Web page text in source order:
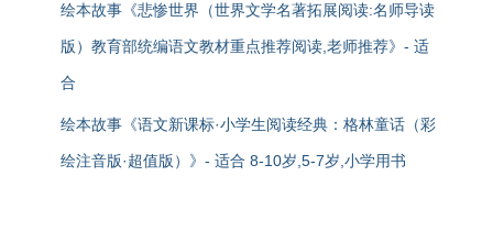
绘本故事《悲惨世界（世界文学名著拓展阅读:名师导读
版）教育部统编语文教材重点推荐阅读,老师推荐》- 适
合
绘本故事《语文新课标·小学生阅读经典：格林童话（彩
绘注音版·超值版）》- 适合 8-10岁,5-7岁,小学用书